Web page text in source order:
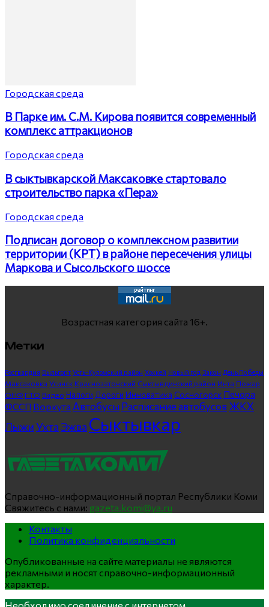
Городская среда
В Парке им. С.М. Кирова появится современный
комплекс аттракционов
Городская среда
В сыктывкарской Максаковке стартовало
строительство парка «Пера»
Городская среда
Подписан договор о комплексном развитии
территории (КРТ) в районе пересечения улицы
Маркова и Сысольского шоссе
Возрастная категория сайта 16+.
Метки
Росгвардия Выльгорт Усть-Куломский район Хоккей Новый год Закон День Победы
Максаковка Усинск Краснозатонский Сыктывдинский район Инта Пожар
ОНФ ГТО Видео Налоги Дороги Инноватика Сосногорск Печора
ФССП Воркута Автобусы Расписание автобусов ЖКХ
ЛыжиУхта Эжва Сыктывкар
Справочно-информационный портал Республики Коми
Свяжитесь с нами: gazeta.komi@ya.ru
Контакты
Политика конфиденциальности
Опубликованные на сайте материалы не являются
рекламными и носят справочно-информационный
характер.
Необходимо соединение с интернетом.